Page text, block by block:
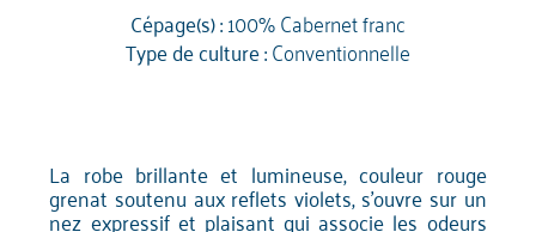
Cépage(s) :100% Cabernet franc
Type de culture :Conventionnelle
La robe brillante et lumineuse, couleur rouge
grenat soutenu aux reflets violets, s'ouvre sur un
nez expressif et plaisant qui associe les odeurs